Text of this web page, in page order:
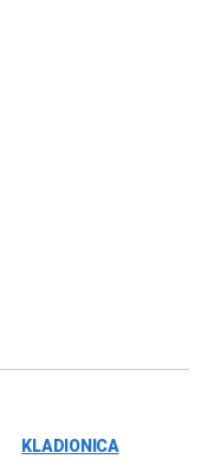
KLADIONICA